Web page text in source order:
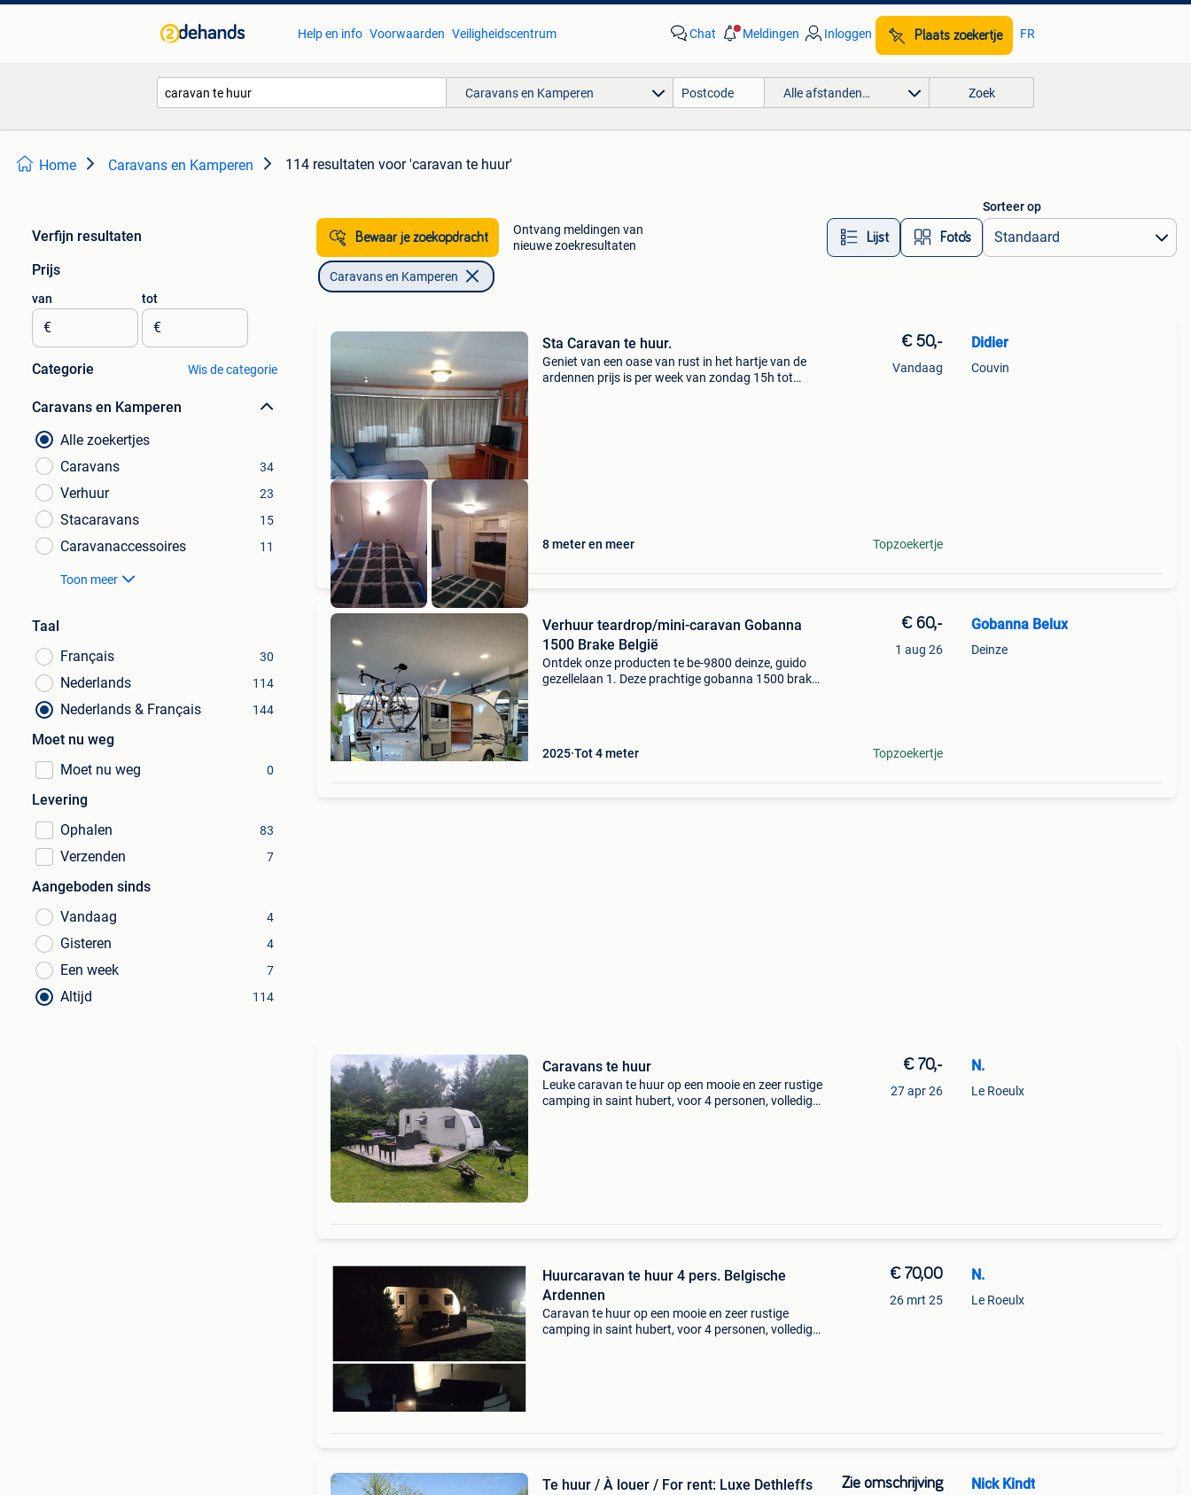
Help en info Voorwaarden Veiligheidscentrum Chat Meldingen Inloggen Plaats zoekertje FR
Caravans en Kamperen Alle afstanden… Zoek
Home Caravans en Kamperen 114 resultaten voor 'caravan te huur'
Verfijn resultaten
Prijs
van
€
tot
€
Categorie Wis de categorie
Caravans en Kamperen
Alle zoekertjes
Caravans
34
Verhuur 23
Stacaravans 15
Caravanaccessoires 11
Toon meer
Taal
Français
30
Nederlands 114
Nederlands & Français 144
Moet nu weg
Moet nu weg
0
Levering
Ophalen
83
Verzenden 7
Aangeboden sinds
Vandaag
4
Gisteren 4
Een week 7
Altijd 114
Bewaar je zoekopdracht
Ontvang meldingen van
nieuwe zoekresultaten
Lijst Foto’s
Sorteer op
Caravans en Kamperen
Sta Caravan te huur.
Geniet van een oase van rust in het hartje van de
ardennen prijs is per week van zondag 15h tot
8 meter en meer
€ 50,-
Vandaag
Topzoekertje
Didier
Couvin
Verhuur teardrop/mini-caravan Gobanna
1500 Brake België
Ontdek onze producten te be-9800 deinze, guido
gezellelaan 1. Deze prachtige gobanna 1500 brake
2025 Tot 4 meter
€ 60,-
1 aug 26
Topzoekertje
Gobanna Belux
Deinze
Caravans te huur
Leuke caravan te huur op een mooie en zeer rustige
camping in saint hubert, voor 4 personen, volledig
€ 70,-
27 apr 26
N.
Le Roeulx
Huurcaravan te huur 4 pers. Belgische
Ardennen
Caravan te huur op een mooie en zeer rustige
camping in saint hubert, voor 4 personen, volledig
€ 70,00
26 mrt 25
N.
Le Roeulx
Te huur / À louer / For rent: Luxe Dethleffs
Zie omschrijving Nick Kindt